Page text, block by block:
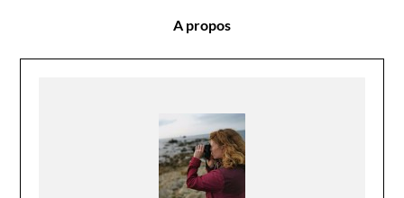
A propos